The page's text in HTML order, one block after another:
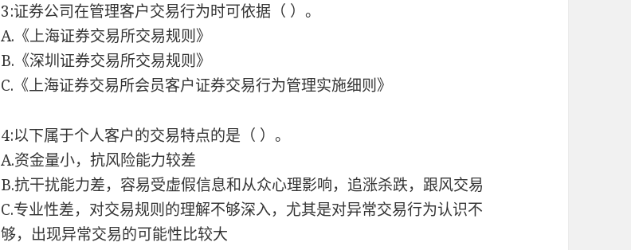
3:证券公司在管理客户交易行为时可依据（ ）。
A.《上海证券交易所交易规则》
B.《深圳证券交易所交易规则》
C.《上海证券交易所会员客户证券交易行为管理实施细则》
4:以下属于个人客户的交易特点的是（ ）。
A.资金量小，抗风险能力较差
B.抗干扰能力差，容易受虚假信息和从众心理影响，追涨杀跌，跟风交易
C.专业性差，对交易规则的理解不够深入，尤其是对异常交易行为认识不
够，出现异常交易的可能性比较大